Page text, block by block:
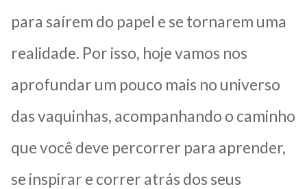
para saírem do papel e se tornarem uma
realidade. Por isso, hoje vamos nos
aprofundar um pouco mais no universo
das vaquinhas, acompanhando o caminho
que você deve percorrer para aprender,
se inspirar e correr atrás dos seus